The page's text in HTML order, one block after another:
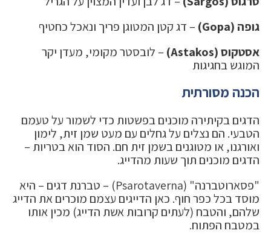
גופה (Gopa)
– דג קטן המטוגן פריך ונאכל כחטיף
אסטקוס (Astakos)
– לובסטר מקומי, מעדן יקר
המוגש בחגיגות
הכנה מסורתית
הדגים בקיתירה מוכנים בפשטות כדי לשמור על טעמם
הטבעי. הם נצלים על גחלים עם מעט שמן זית, לימון
ואורגנו, או מטוגנים בשמן זית חם. הסוד הוא בטריות –
הדגים מוכנים תוך שעות מהדייג.
"פסארוטברנה" (Psarotaverna) – טברנת דגים – היא
מוסד בכל כפר חוף. כאן הדייגים עצמם מוכרים את הדייג
שלהם, והטבח (לעתים קרובות אשת הדייג) מכין אותו
במטבח הפתוח.